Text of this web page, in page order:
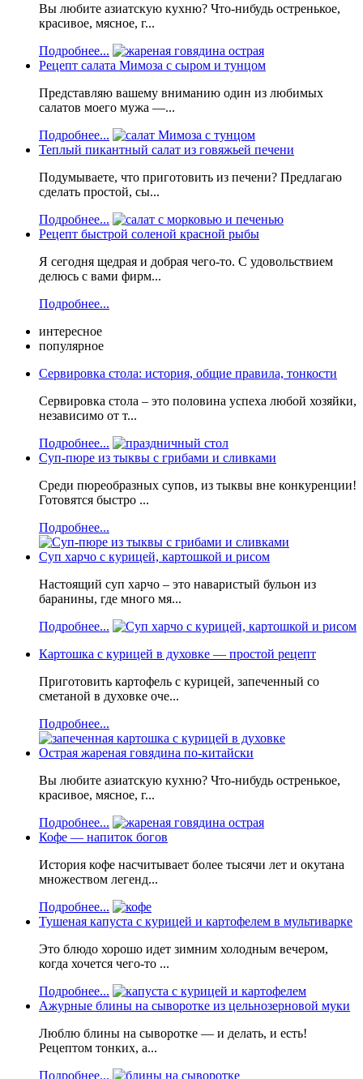
Вы любите азиатскую кухню? Что-нибудь остренькое,
красивое, мясное, г...
Подробнее...
Рецепт салата Мимоза с сыром и тунцом
Представляю вашему вниманию один из любимых
салатов моего мужа —...
Подробнее...
Теплый пикантный салат из говяжьей печени
Подумываете, что приготовить из печени? Предлагаю
сделать простой, сы...
Подробнее...
Рецепт быстрой соленой красной рыбы
Я сегодня щедрая и добрая чего-то. С удовольствием
делюсь с вами фирм...
Подробнее...
интересное
популярное
Сервировка стола: история, общие правила, тонкости
Сервировка стола – это половина успеха любой хозяйки,
независимо от т...
Подробнее...
Суп-пюре из тыквы с грибами и сливками
Среди пюреобразных супов, из тыквы вне конкуренции!
Готовятся быстро ...
Подробнее...
Суп харчо с курицей, картошкой и рисом
Настоящий суп харчо – это наваристый бульон из
баранины, где много мя...
Подробнее...
Картошка с курицей в духовке — простой рецепт
Приготовить картофель с курицей, запеченный со
сметаной в духовке оче...
Подробнее...
Острая жареная говядина по-китайски
Вы любите азиатскую кухню? Что-нибудь остренькое,
красивое, мясное, г...
Подробнее...
Кофе — напиток богов
История кофе насчитывает более тысячи лет и окутана
множеством легенд...
Подробнее...
Тушеная капуста с курицей и картофелем в мультиварке
Это блюдо хорошо идет зимним холодным вечером,
когда хочется чего-то ...
Подробнее...
Ажурные блины на сыворотке из цельнозерновой муки
Люблю блины на сыворотке — и делать, и есть!
Рецептом тонких, а...
Подробнее...